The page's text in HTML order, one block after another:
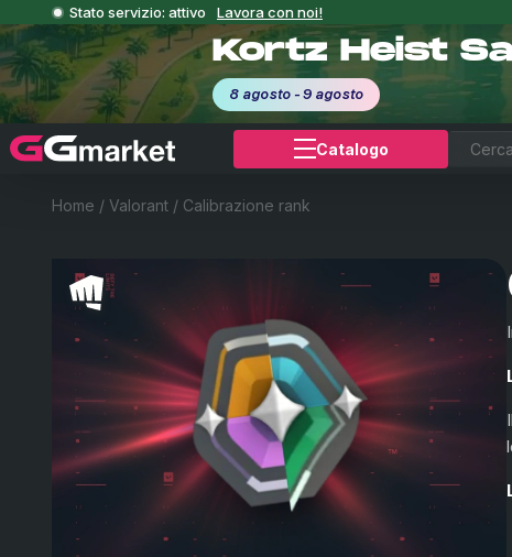
Stato servizio: attivo Lavora con noi!
Kortz Heist
8 agosto - 9 agosto
Catalogo
Home / Valorant / Calibrazione rank